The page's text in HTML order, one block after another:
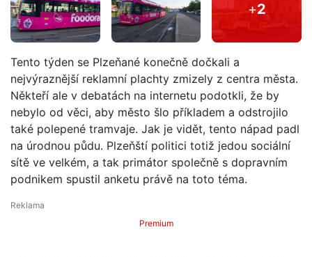
+2
Tento týden se Plzeňané konečně dočkali a
nejvýraznější reklamní plachty zmizely z centra města.
Někteří ale v debatách na internetu podotkli, že by
nebylo od věci, aby město šlo příkladem a odstrojilo
také polepené tramvaje. Jak je vidět, tento nápad padl
na úrodnou půdu. Plzeňští politici totiž jedou sociální
sítě ve velkém, a tak primátor společně s dopravním
podnikem spustil anketu právě na toto téma.
Premium